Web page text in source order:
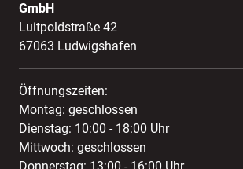
GmbH
Luitpoldstraße 42
67063 Ludwigshafen
Öffnungszeiten:
Montag: geschlossen
Dienstag: 10:00 - 18:00 Uhr
Mittwoch: geschlossen